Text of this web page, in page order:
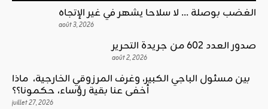
الغضب بوصلة … لا سلاحا يشهر في غير الإتجاه
août 3, 2026
صدور العدد 602 من جريدة التحرير
août 2, 2026
بين مسئول الباجي الكبير، وغرف المرزوقي الخارجية، ماذا
أخفى عنا بقية رؤساء، حكمونا؟؟
juillet 27, 2026